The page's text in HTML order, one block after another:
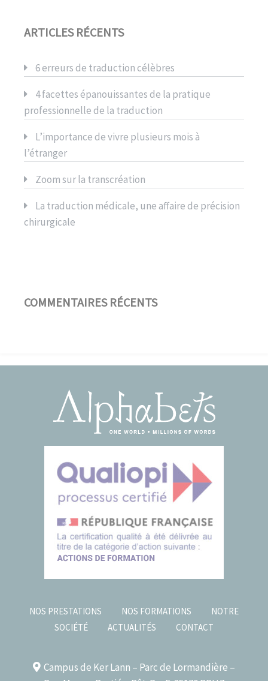
ARTICLES RÉCENTS
6 erreurs de traduction célèbres
4 facettes épanouissantes de la pratique
professionnelle de la traduction
L’importance de vivre plusieurs mois à
l’étranger
Zoom sur la transcréation
La traduction médicale, une affaire de précision
chirurgicale
COMMENTAIRES RÉCENTS
NOS PRESTATIONS NOS FORMATIONS
NOTRE
SOCIÉTÉ
ACTUALITÉS CONTACT
Campus de Ker Lann – Parc de Lormandière –